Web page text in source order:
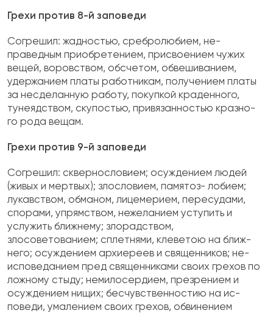
Грехи против 8-й заповеди
Согрешил: жадностью, сребролюбием, не­
праведным приобретением, присвоением чужих
вещей, воровством, обсчетом, обвешиванием,
удержанием платы работникам, получением пла­ты
за несделанную работу, покупкой краденного,
тунеядством, скупостью, привязанностью кразно-
го рода вещам.
Грехи против 9-й заповеди
Согрешил: сквернословием; осуждением лю­дей
(живых и мертвых); злословием, памятоз- лобием;
лукавством, обманом, лицемерием, пересудами,
спорами, упрямством, нежеланием уступить и
услужить ближнему; злорадством,
злосоветованием; сплетнями, клеветою на ближ­
него; осуждением архиереев и священников; не-
исповеданием пред священниками своих грехов по
ложному стыду; немилосердием, презрением и
осуждением нищих; бесчувственностию на ис­
поведи, умалением своих грехов, обвинением